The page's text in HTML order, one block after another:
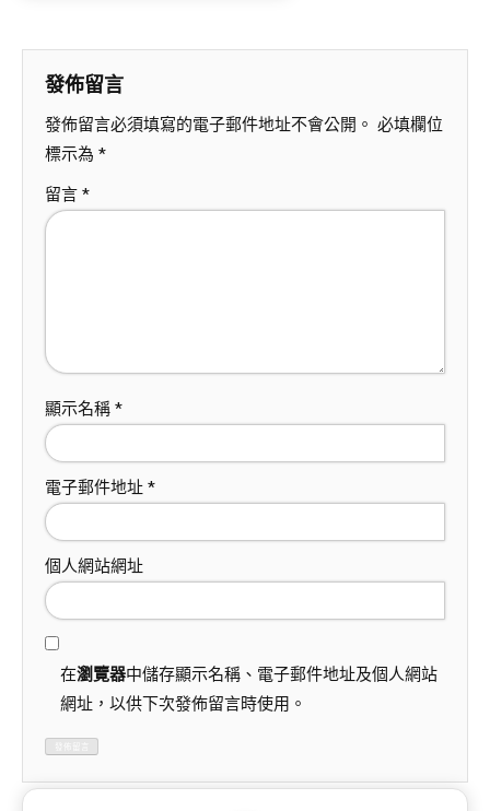
發佈留言
發佈留言必須填寫的電子郵件地址不會公開。 必填欄位
標示為 *
留言 *
顯示名稱 *
電子郵件地址 *
個人網站網址
在瀏覽器中儲存顯示名稱、電子郵件地址及個人網站
網址，以供下次發佈留言時使用。